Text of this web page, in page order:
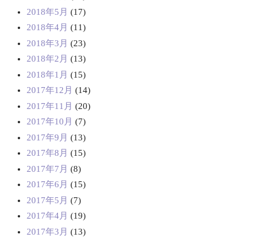
2018年5月 (17)
2018年4月 (11)
2018年3月 (23)
2018年2月 (13)
2018年1月 (15)
2017年12月 (14)
2017年11月 (20)
2017年10月 (7)
2017年9月 (13)
2017年8月 (15)
2017年7月 (8)
2017年6月 (15)
2017年5月 (7)
2017年4月 (19)
2017年3月 (13)